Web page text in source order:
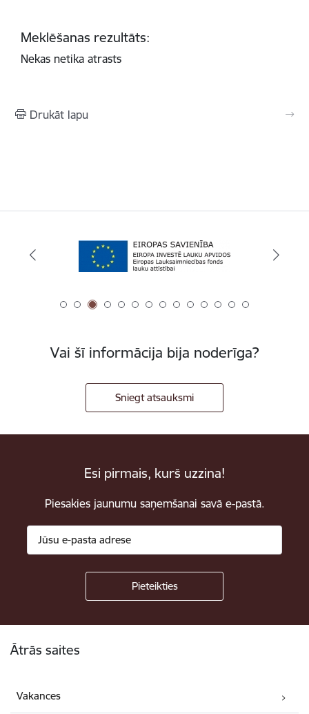
Meklēšanas rezultāts:
Nekas netika atrasts
Drukāt lapu
Vai šī informācija bija noderīga?
Sniegt atsauksmi
Esi pirmais, kurš uzzina!
Piesakies jaunumu saņemšanai savā e-pastā.
Ātrās saites
Vakances